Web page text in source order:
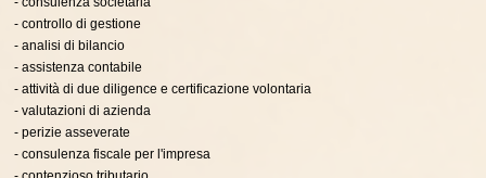
- controllo di gestione
- analisi di bilancio
- assistenza contabile
- attività di due diligence e certificazione volontaria
- valutazioni di azienda
- perizie asseverate
- consulenza fiscale per l'impresa